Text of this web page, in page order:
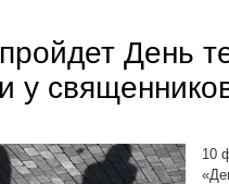
День
у
10